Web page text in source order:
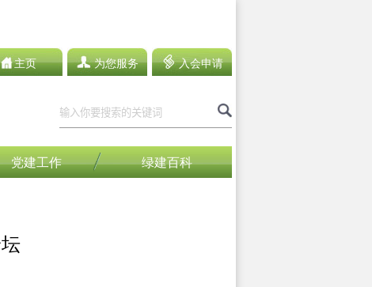
主页 为您服务 入会申请
党建工作 绿建百科